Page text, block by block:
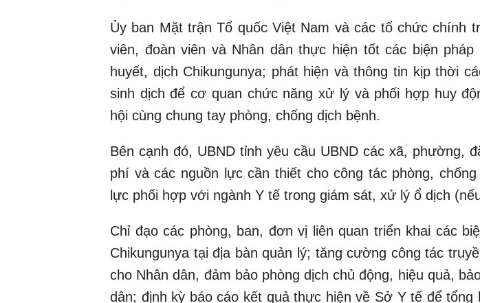
Ủy ban Mặt trận Tổ quốc Việt Nam và các tổ chức chính
viên, đoàn viên và Nhân dân thực hiện tốt các biện
huyết, dịch Chikungunya; phát hiện và thông tin kịp thời
sinh dịch để cơ quan chức năng xử lý và phối hợp huy
hội cùng chung tay phòng, chống dịch bệnh.
Bên cạnh đó, UBND tỉnh yêu cầu UBND các xã, phường,
phí và các nguồn lực cần thiết cho công tác phòng,
lực phối hợp với ngành Y tế trong giám sát, xử lý ổ dịch
Chỉ đạo các phòng, ban, đơn vị liên quan triển khai các
Chikungunya tại địa bàn quản lý; tăng cường công tác
cho Nhân dân, đảm bảo phòng dịch chủ động, hiệu quả,
dân; định kỳ báo cáo kết quả thực hiện về Sở Y tế để tổng